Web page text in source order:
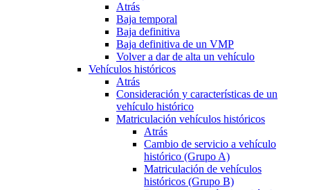
Atrás
Baja temporal
Baja definitiva
Baja definitiva de un VMP
Volver a dar de alta un vehículo
Vehículos históricos
Atrás
Consideración y características de un
vehículo histórico
Matriculación vehículos históricos
Atrás
Cambio de servicio a vehículo
histórico (Grupo A)
Matriculación de vehículos
históricos (Grupo B)